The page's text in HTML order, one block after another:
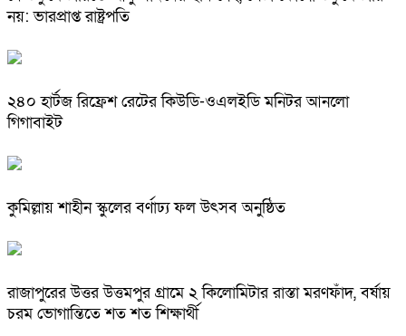
নয়: ভারপ্রাপ্ত রাষ্ট্রপতি
২৪০ হার্টজ রিফ্রেশ রেটের কিউডি-ওএলইডি মনিটর আনলো
গিগাবাইট
কুমিল্লায় শাহীন স্কুলের বর্ণাঢ্য ফল উৎসব অনুষ্ঠিত
রাজাপুরের উত্তর উত্তমপুর গ্রামে ২ কিলোমিটার রাস্তা মরণফাঁদ, বর্ষায়
চরম ভোগান্তিতে শত শত শিক্ষার্থী